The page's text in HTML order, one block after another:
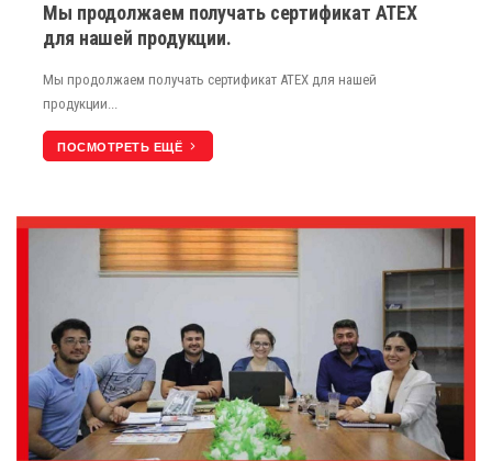
Мы продолжаем получать сертификат ATEX
для нашей продукции.
Мы продолжаем получать сертификат ATEX для нашей
продукции...
ПОСМОТРЕТЬ ЕЩЁ